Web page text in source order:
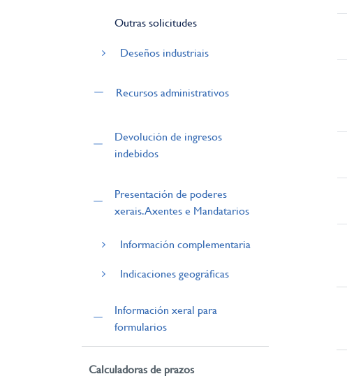
Outras solicitudes
Deseños industriais
Recursos administrativos
Devolución de ingresos
indebidos
Presentación de poderes
xerais. Axentes e Mandatarios
Información complementaria
Indicaciones geográficas
Información xeral para
formularios
Calculadoras de prazos